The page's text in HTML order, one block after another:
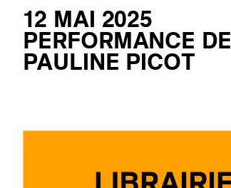
12 MAI 2025
PERFORMANCE DE
PAULINE PICOT